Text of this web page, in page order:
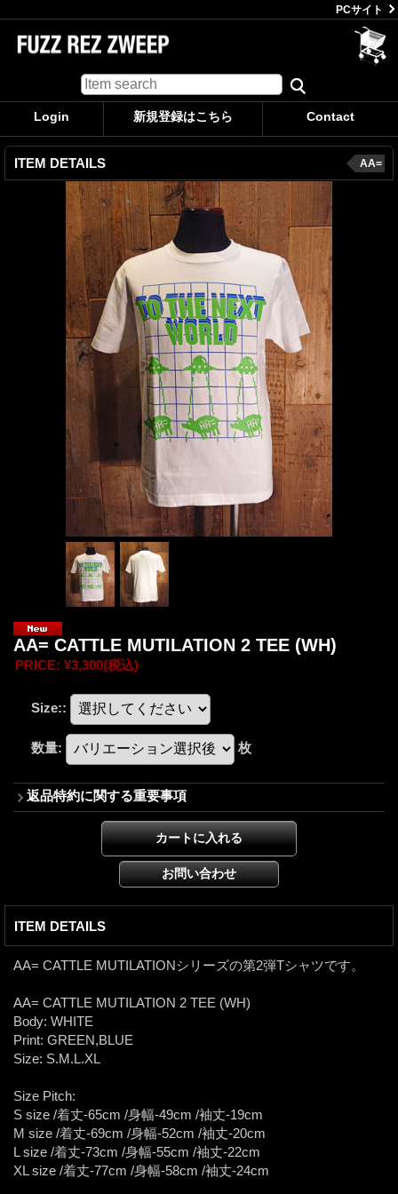
PCサイト
Login 新規登録はこちら Contact
ITEM DETAILS AA=
AA= CATTLE MUTILATION 2 TEE (WH)
PRICE: ¥3,300(税込)
Size::
数量: 枚
返品特約に関する重要事項
ITEM DETAILS
AA= CATTLE MUTILATIONシリーズの第2弾Tシャツです。
AA= CATTLE MUTILATION 2 TEE (WH)
Body: WHITE
Print: GREEN,BLUE
Size: S.M.L.XL
Size Pitch:
S size /着丈-65cm /身幅-49cm /袖丈-19cm
M size /着丈-69cm /身幅-52cm /袖丈-20cm
L size /着丈-73cm /身幅-55cm /袖丈-22cm
XL size /着丈-77cm /身幅-58cm /袖丈-24cm